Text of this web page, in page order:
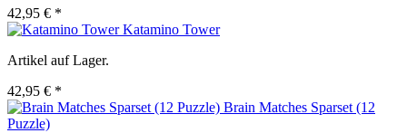
42,95 € *
Katamino Tower
Artikel auf Lager.
42,95 € *
Brain Matches Sparset (12
Puzzle)